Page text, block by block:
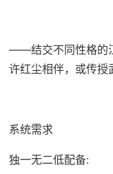
——结交不同性格的
许红尘相伴，或传授
系统需求
独一无二低配备: